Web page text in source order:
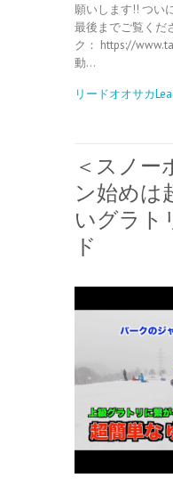
願いします!! つい
最後までご覧くだ
ク： https://
動…
リードオオサカ
＜スノー
ン始めは
いグラト
ド